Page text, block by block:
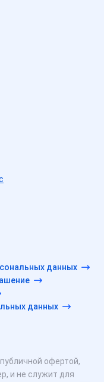
данных
данных
офертой,
и не служит для